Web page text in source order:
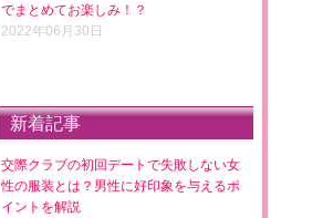
でまとめてお楽しみ！？
2022年06月30日
新着記事
交際クラブの初回デートで失敗しない女
性の服装とは？男性に好印象を与えるポ
イントを解説